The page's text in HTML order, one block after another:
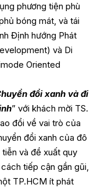
phương tiện phù
bóng mát, và tái
Định hướng Phát
và Di
Oriented
đổi xanh và đi
” với khách mời TS.
đổi về vai trò của
đổi xanh của đô
và đề xuất quy
tiếp cận gần gũi,
TP.HCM ít phát